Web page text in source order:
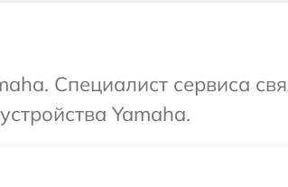
Специалист сервиса
Yamaha.